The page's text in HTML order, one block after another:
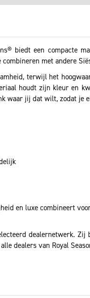
biedt een compacte
met andere
terwijl het
houdt zijn kleur en
waar jij dat wilt, zodat je
en luxe combineert
dealernetwerk.
dealers van Royal